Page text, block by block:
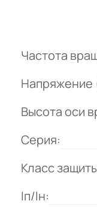
Частота
Напряжение
Высота оси
Серия:
Класс
Iп/Iн: